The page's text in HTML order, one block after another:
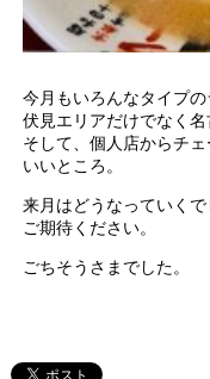
今月もいろんなタイプ
伏見エリアだけでなく名
そして、個人店からチ
いいところ。
来月はどうなっていくで
ご期待ください。
ごちそうさまでした。